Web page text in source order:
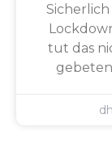
tut das